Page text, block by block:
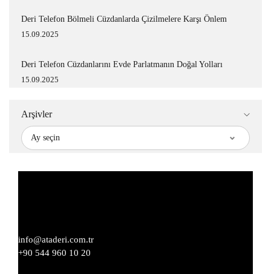
Deri Telefon Bölmeli Cüzdanlarda Çizilmelere Karşı Önlem
15.09.2025
Deri Telefon Cüzdanlarını Evde Parlatmanın Doğal Yolları
15.09.2025
Arşivler
info@ataderi.com.tr
+90 544 960 10 20